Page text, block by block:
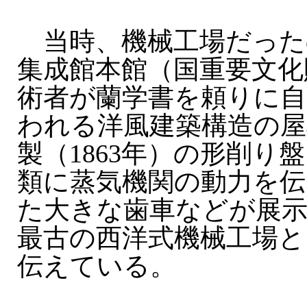
当時、機械工場だっ
集成館本館（国重要文
術者が蘭学書を頼りに
われる洋風建築構造の
製（1863年）の形削り
類に蒸気機関の動力を
た大きな歯車などが展
最古の西洋式機械工場
伝えている。